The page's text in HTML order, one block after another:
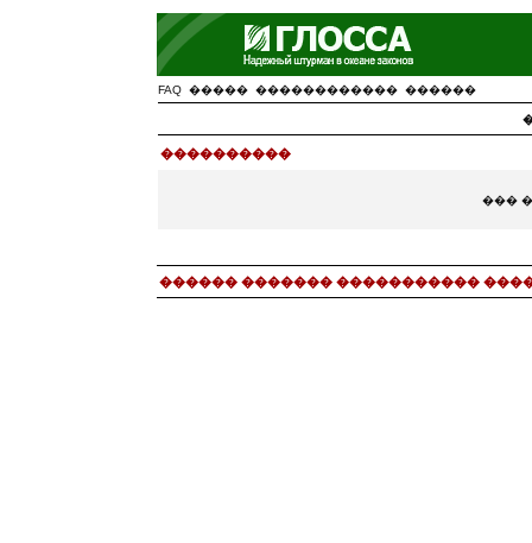
FAQ ����� ������������ ������
����������
���
������ ������� �����������